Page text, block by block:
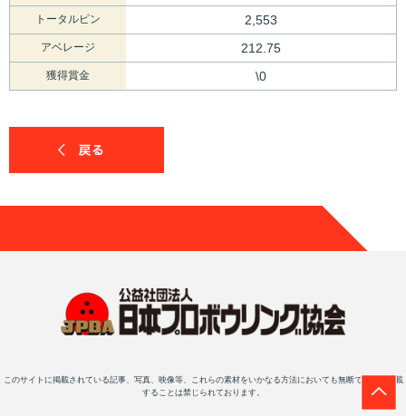
トータルピン 2,553
アベレージ 212.75
獲得賞金 \0
このサイトに掲載されている記事、写真、映像等、これらの素材をいかなる方法においても無断で複写・転載
することは禁じられております。